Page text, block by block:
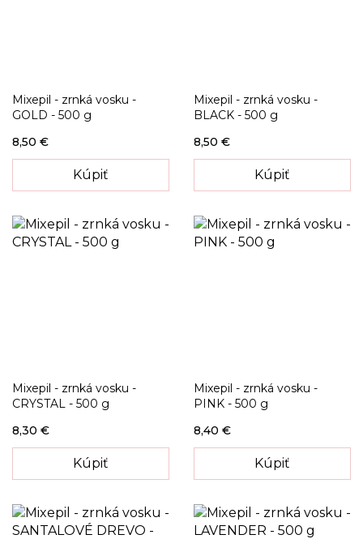
Mixepil - zrnká vosku -
GOLD - 500 g
8,50 €
Kúpiť
Mixepil - zrnká vosku -
BLACK - 500 g
8,50 €
Kúpiť
Mixepil - zrnká vosku -
CRYSTAL - 500 g
8,30 €
Kúpiť
Mixepil - zrnká vosku -
PINK - 500 g
8,40 €
Kúpiť